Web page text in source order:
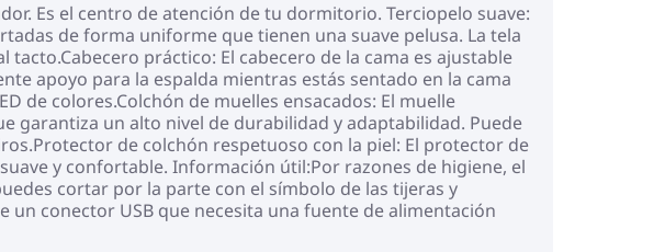
Es el centro de atención de tu dormitorio. Terciopelo suave:
de forma uniforme que tienen una suave pelusa. La tela
práctico: El cabecero de la cama es ajustable
apoyo para la espalda mientras estás sentado en la cama
de colores.Colchón de muelles ensacados: El muelle
garantiza un alto nivel de durabilidad y adaptabilidad. Puede
de colchón respetuoso con la piel: El protector de
y confortable. Información útil:Por razones de higiene, el
cortar por la parte con el símbolo de las tijeras y
conector USB que necesita una fuente de alimentación